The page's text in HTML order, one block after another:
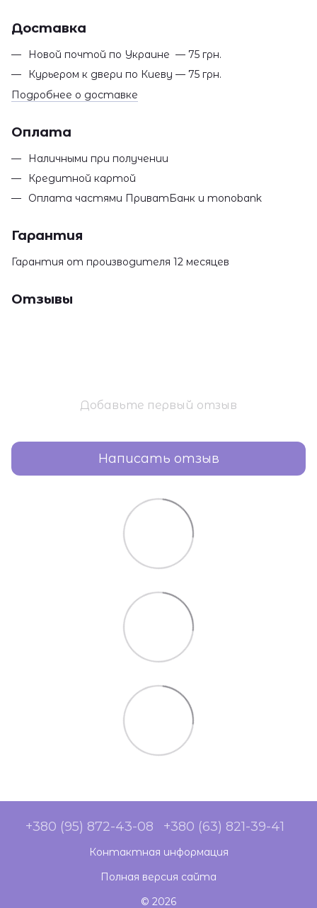
Доставка
Новой почтой по Украине — 75 грн.
Курьером к двери по Киеву — 75 грн.
Подробнее о доставке
Оплата
Наличными при получении
Кредитной картой
Оплата частями ПриватБанк и monobank
Гарантия
Гарантия от производителя 12 месяцев
Отзывы
Добавьте первый отзыв
Написать отзыв
+380 (95) 872-43-08 +380 (63) 821-39-41
Контактная информация
Полная версия сайта
© 2026